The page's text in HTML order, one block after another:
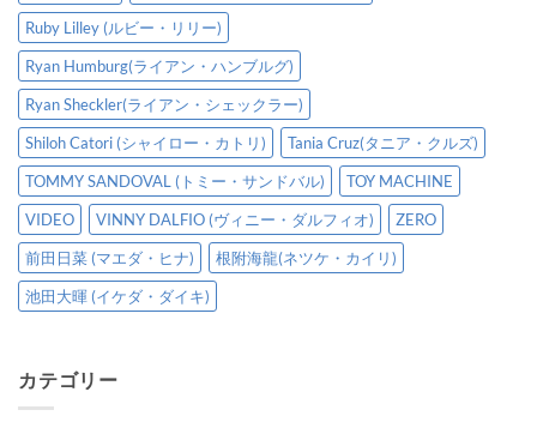
Ruby Lilley (ルビー・リリー)
Ryan Humburg(ライアン・ハンブルグ)
Ryan Sheckler(ライアン・シェックラー)
Shiloh Catori (シャイロー・カトリ)
Tania Cruz(タニア・クルズ)
TOMMY SANDOVAL (トミー・サンドバル)
TOY MACHINE
VIDEO
VINNY DALFIO (ヴィニー・ダルフィオ)
ZERO
前田日菜 (マエダ・ヒナ)
根附海龍(ネツケ・カイリ)
池田大暉 (イケダ・ダイキ)
カテゴリー